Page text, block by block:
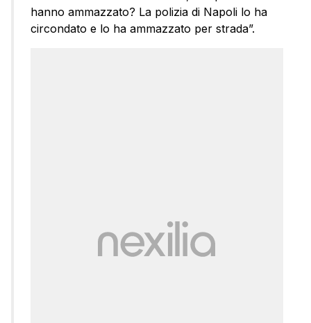
hanno ammazzato? La polizia di Napoli lo ha
circondato e lo ha ammazzato per strada”.